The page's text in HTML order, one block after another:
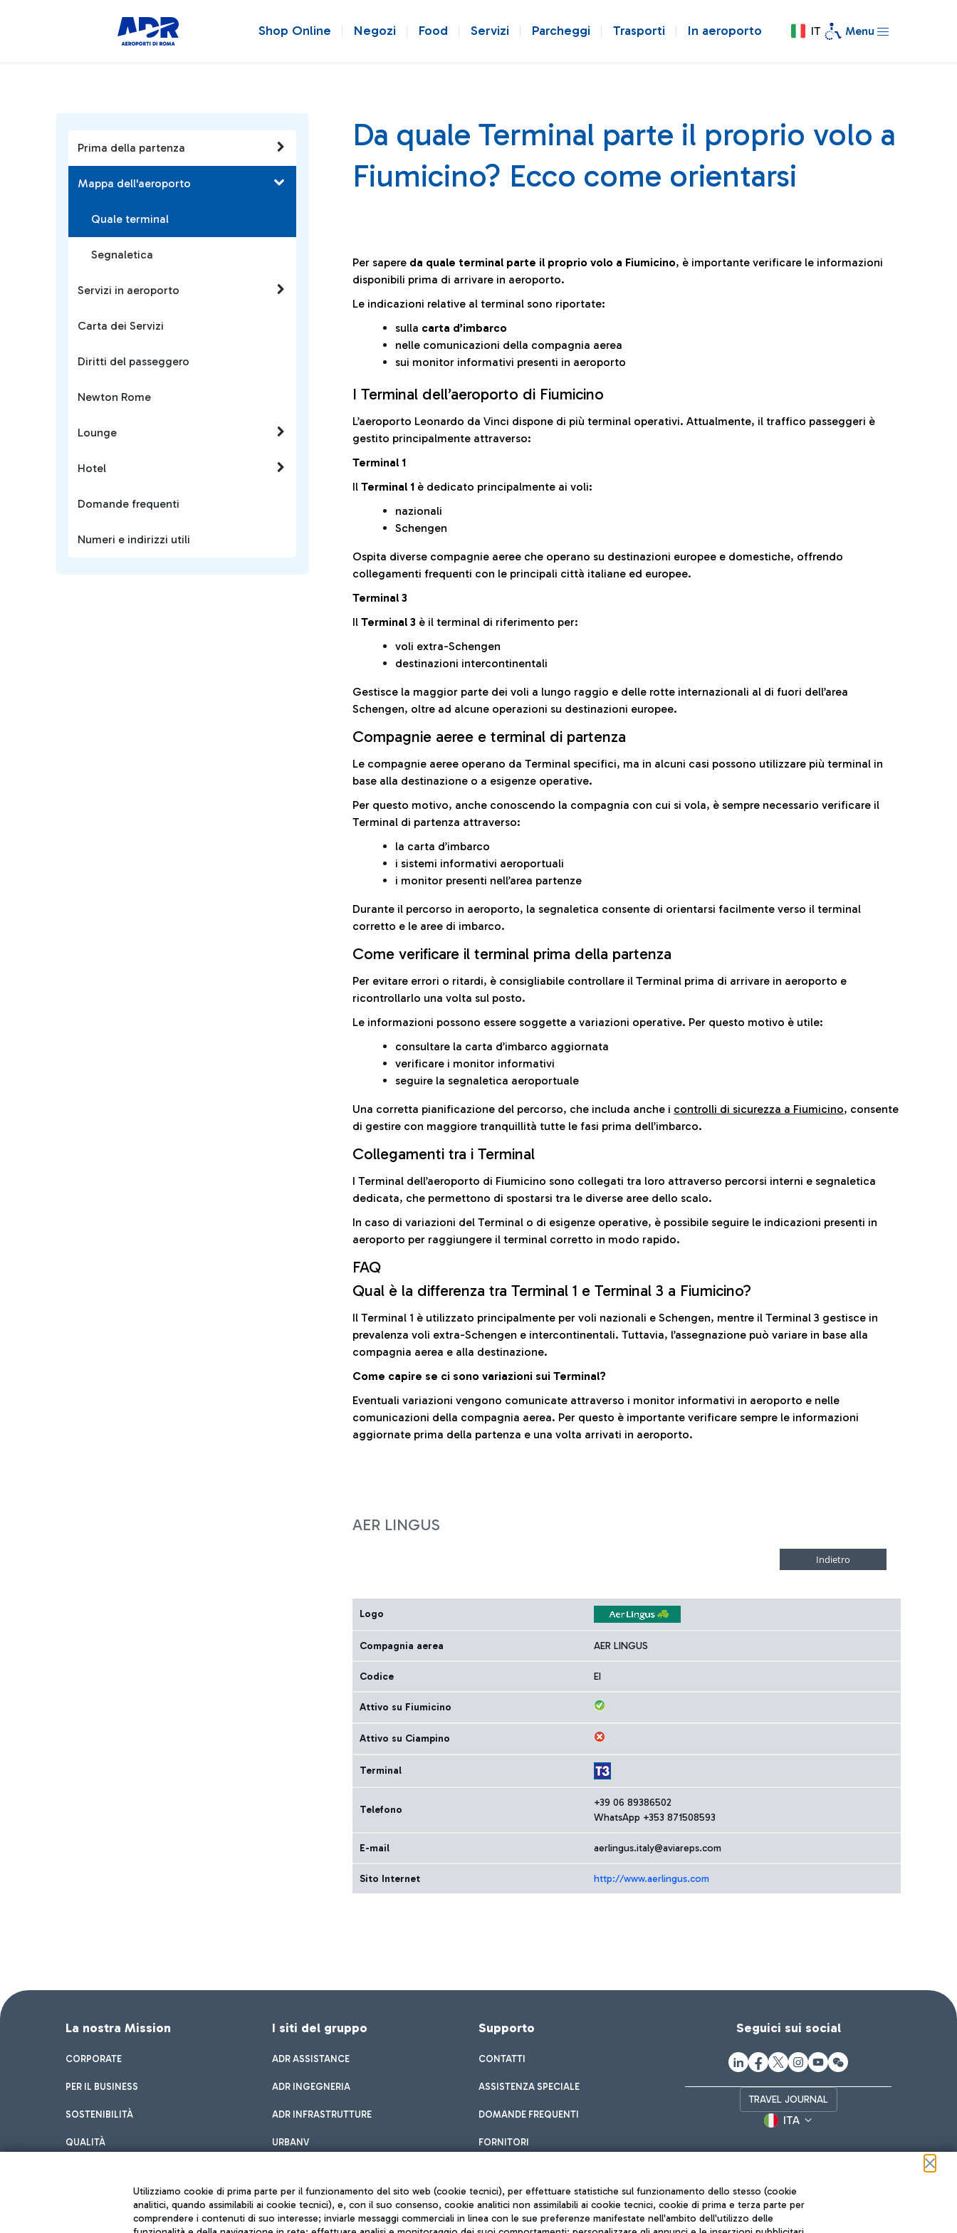
Shop Online Negozi Food Servizi Parcheggi Trasporti In aeroporto IT Menu
Prima della partenza
Mappa dell'aeroporto
Quale terminal
Segnaletica
Servizi in aeroporto
Carta dei Servizi
Diritti del passeggero
Newton Rome
Lounge
Hotel
Domande frequenti
Numeri e indirizzi utili
Da quale Terminal parte il proprio volo a
Fiumicino? Ecco come orientarsi
Per sapere da quale terminal parte il proprio volo a Fiumicino, è importante verificare le informazioni
disponibili prima di arrivare in aeroporto.
Le indicazioni relative al terminal sono riportate:
sulla carta d’imbarco
nelle comunicazioni della compagnia aerea
sui monitor informativi presenti in aeroporto
I Terminal dell’aeroporto di Fiumicino
L’aeroporto Leonardo da Vinci dispone di più terminal operativi. Attualmente, il traffico passeggeri è
gestito principalmente attraverso:
Terminal 1
Il Terminal 1 è dedicato principalmente ai voli:
nazionali
Schengen
Ospita diverse compagnie aeree che operano su destinazioni europee e domestiche, offrendo
collegamenti frequenti con le principali città italiane ed europee.
Terminal 3
Il Terminal 3 è il terminal di riferimento per:
voli extra-Schengen
destinazioni intercontinentali
Gestisce la maggior parte dei voli a lungo raggio e delle rotte internazionali al di fuori dell’area
Schengen, oltre ad alcune operazioni su destinazioni europee.
Compagnie aeree e terminal di partenza
Le compagnie aeree operano da Terminal specifici, ma in alcuni casi possono utilizzare più terminal in
base alla destinazione o a esigenze operative.
Per questo motivo, anche conoscendo la compagnia con cui si vola, è sempre necessario verificare il
Terminal di partenza attraverso:
la carta d’imbarco
i sistemi informativi aeroportuali
i monitor presenti nell’area partenze
Durante il percorso in aeroporto, la segnaletica consente di orientarsi facilmente verso il terminal
corretto e le aree di imbarco.
Come verificare il terminal prima della partenza
Per evitare errori o ritardi, è consigliabile controllare il Terminal prima di arrivare in aeroporto e
ricontrollarlo una volta sul posto.
Le informazioni possono essere soggette a variazioni operative. Per questo motivo è utile:
consultare la carta d’imbarco aggiornata
verificare i monitor informativi
seguire la segnaletica aeroportuale
Una corretta pianificazione del percorso, che includa anche i controlli di sicurezza a Fiumicino, consente
di gestire con maggiore tranquillità tutte le fasi prima dell’imbarco.
Collegamenti tra i Terminal
I Terminal dell’aeroporto di Fiumicino sono collegati tra loro attraverso percorsi interni e segnaletica
dedicata, che permettono di spostarsi tra le diverse aree dello scalo.
In caso di variazioni del Terminal o di esigenze operative, è possibile seguire le indicazioni presenti in
aeroporto per raggiungere il terminal corretto in modo rapido.
FAQ
Qual è la differenza tra Terminal 1 e Terminal 3 a Fiumicino?
Il Terminal 1 è utilizzato principalmente per voli nazionali e Schengen, mentre il Terminal 3 gestisce in
prevalenza voli extra-Schengen e intercontinentali. Tuttavia, l’assegnazione può variare in base alla
compagnia aerea e alla destinazione.
Come capire se ci sono variazioni sui Terminal?
Eventuali variazioni vengono comunicate attraverso i monitor informativi in aeroporto e nelle
comunicazioni della compagnia aerea. Per questo è importante verificare sempre le informazioni
aggiornate prima della partenza e una volta arrivati in aeroporto.
AER LINGUS
Logo
Compagnia aerea AER LINGUS
Codice EI
Attivo su Fiumicino
Attivo su Ciampino
Terminal
Telefono
+39 06 89386502
WhatsApp +353 871508593
E-mail aerlingus.italy@aviareps.com
Sito Internet http://www.aerlingus.com
La nostra Mission
CORPORATE
PER IL BUSINESS
SOSTENIBILITÀ
QUALITÀ
I siti del gruppo
ADR ASSISTANCE
ADR INGEGNERIA
ADR INFRASTRUTTURE
URBANV
Supporto
CONTATTI
ASSISTENZA SPECIALE
DOMANDE FREQUENTI
FORNITORI
Seguici sui social
TRAVEL JOURNAL
ITA
Utilizziamo cookie di prima parte per il funzionamento del sito web (cookie tecnici), per effettuare statistiche sul funzionamento dello stesso (cookie
analitici, quando assimilabili ai cookie tecnici), e, con il suo consenso, cookie analitici non assimilabili ai cookie tecnici, cookie di prima e terza parte per
comprendere i contenuti di suo interesse; inviarle messaggi commerciali in linea con le sue preferenze manifestate nell'ambito dell'utilizzo delle